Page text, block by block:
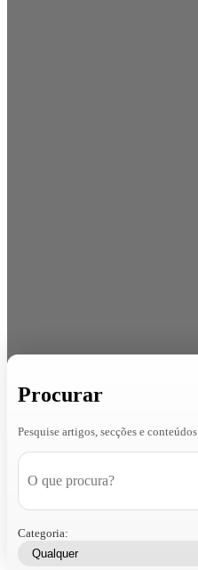
Procurar
Pesquise artigos, secções e conteúdos
Categoria: